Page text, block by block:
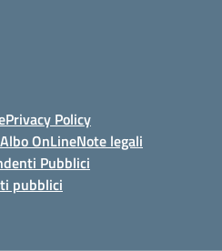
Privacy Policy
Albo OnLineNote legali
Pubblici
pubblici